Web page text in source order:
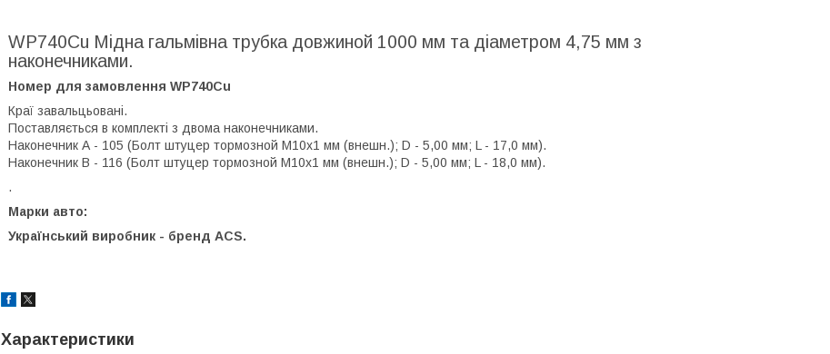
WP740Cu Мідна гальмівна трубка довжиной 1000 мм та діаметром 4,75 мм з
наконечниками.
Номер для замовлення WP740Cu
Краї завальцьовані.
Поставляється в комплекті з двома наконечниками.
Наконечник А - 105 (Болт штуцер тормозной М10х1 мм (внешн.); D - 5,00 мм; L - 17,0 мм).
Наконечник В - 116 (Болт штуцер тормозной М10х1 мм (внешн.); D - 5,00 мм; L - 18,0 мм).
.
Марки авто:
Український виробник - бренд ACS.
Характеристики